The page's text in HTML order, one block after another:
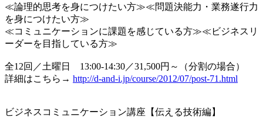
≪論理的思考を身につけたい方≫≪問題決能力・業務遂行力
を身につけたい方≫
≪コミュニケーションに課題を感じている方≫≪ビジネスリ
ーダーを目指している方≫
全12回／土曜日 13:00-14:30／31,500円～（分割の場合）
詳細はこちら→ http://d-and-i.jp/course/2012/07/post-71.html
ビジネスコミュニケーション講座【伝える技術編】